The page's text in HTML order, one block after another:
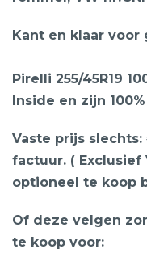
Kant en klaar
Pirelli 255/45R19
Inside en zijn
Vaste prijs
factuur. (
optioneel te koop
Of deze velgen
te koop voor: